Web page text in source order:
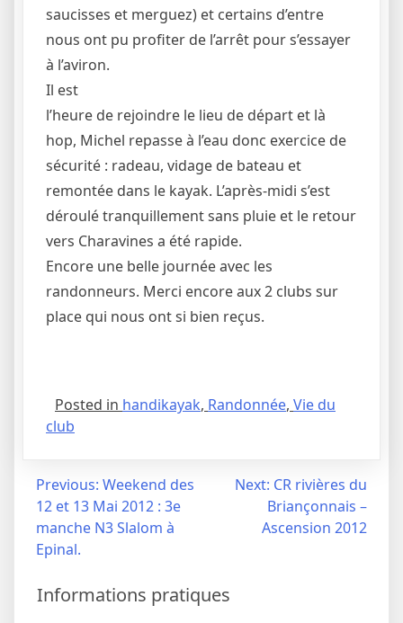
saucisses et merguez) et certains d’entre
nous ont pu profiter de l’arrêt pour s’essayer
à l’aviron.
Il est
l’heure de rejoindre le lieu de départ et là
hop, Michel repasse à l’eau donc exercice de
sécurité : radeau, vidage de bateau et
remontée dans le kayak. L’après-midi s’est
déroulé tranquillement sans pluie et le retour
vers Charavines a été rapide.
Encore une belle journée avec les
randonneurs. Merci encore aux 2 clubs sur
place qui nous ont si bien reçus.
Posted in handikayak, Randonnée, Vie du
club
Navigation
l’article
Previous: Weekend des
12 et 13 Mai 2012 : 3e
manche N3 Slalom à
Epinal.
Next: CR rivières du
Briançonnais –
Ascension 2012
Informations pratiques